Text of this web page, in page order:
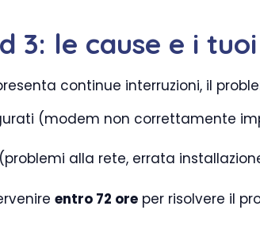
3: le cause e i
continue interruzioni, il
(modem non correttamente
alla rete, errata
entro 72 ore per risolvere il